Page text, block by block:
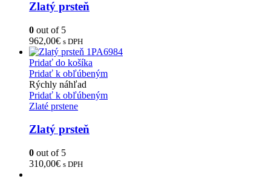
Zlatý prsteň
0 out of 5
962,00€ s DPH
Pridať do košíka
Pridať k obľúbeným
Rýchly náhľad
Pridať k obľúbeným
Zlaté prstene
Zlatý prsteň
0 out of 5
310,00€ s DPH